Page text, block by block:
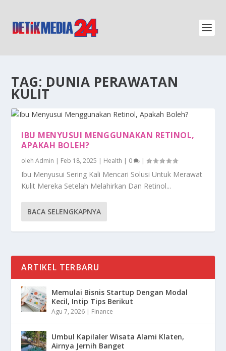
TAG: DUNIA PERAWATAN
KULIT
IBU MENYUSUI MENGGUNAKAN RETINOL,
APAKAH BOLEH?
olehAdmin | Feb 18, 2025 | Health | 0 |
Ibu Menyusui Sering Kali Mencari Solusi Untuk Merawat
Kulit Mereka Setelah Melahirkan Dan Retinol...
BACA SELENGKAPNYA
ARTIKEL TERBARU
Memulai Bisnis Startup Dengan Modal
Kecil, Intip Tips Berikut
Agu 7, 2026 | Finance
Umbul Kapilaler Wisata Alami Klaten,
Airnya Jernih Banget